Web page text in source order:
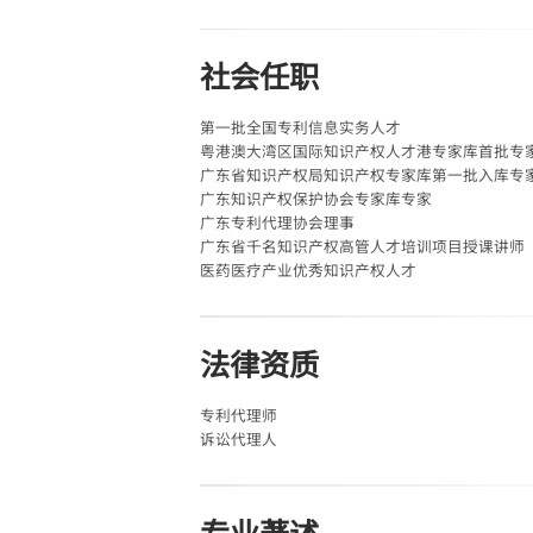
社会任职
第一批全国专利信息实务人才
粤港澳大湾区国际知识产权人才港专家库首批专
广东省知识产权局知识产权专家库第一批入库专
广东知识产权保护协会专家库专家
广东专利代理协会理事
广东省千名知识产权高管人才培训项目授课讲师
医药医疗产业优秀知识产权人才
法律资质
专利代理师
诉讼代理人